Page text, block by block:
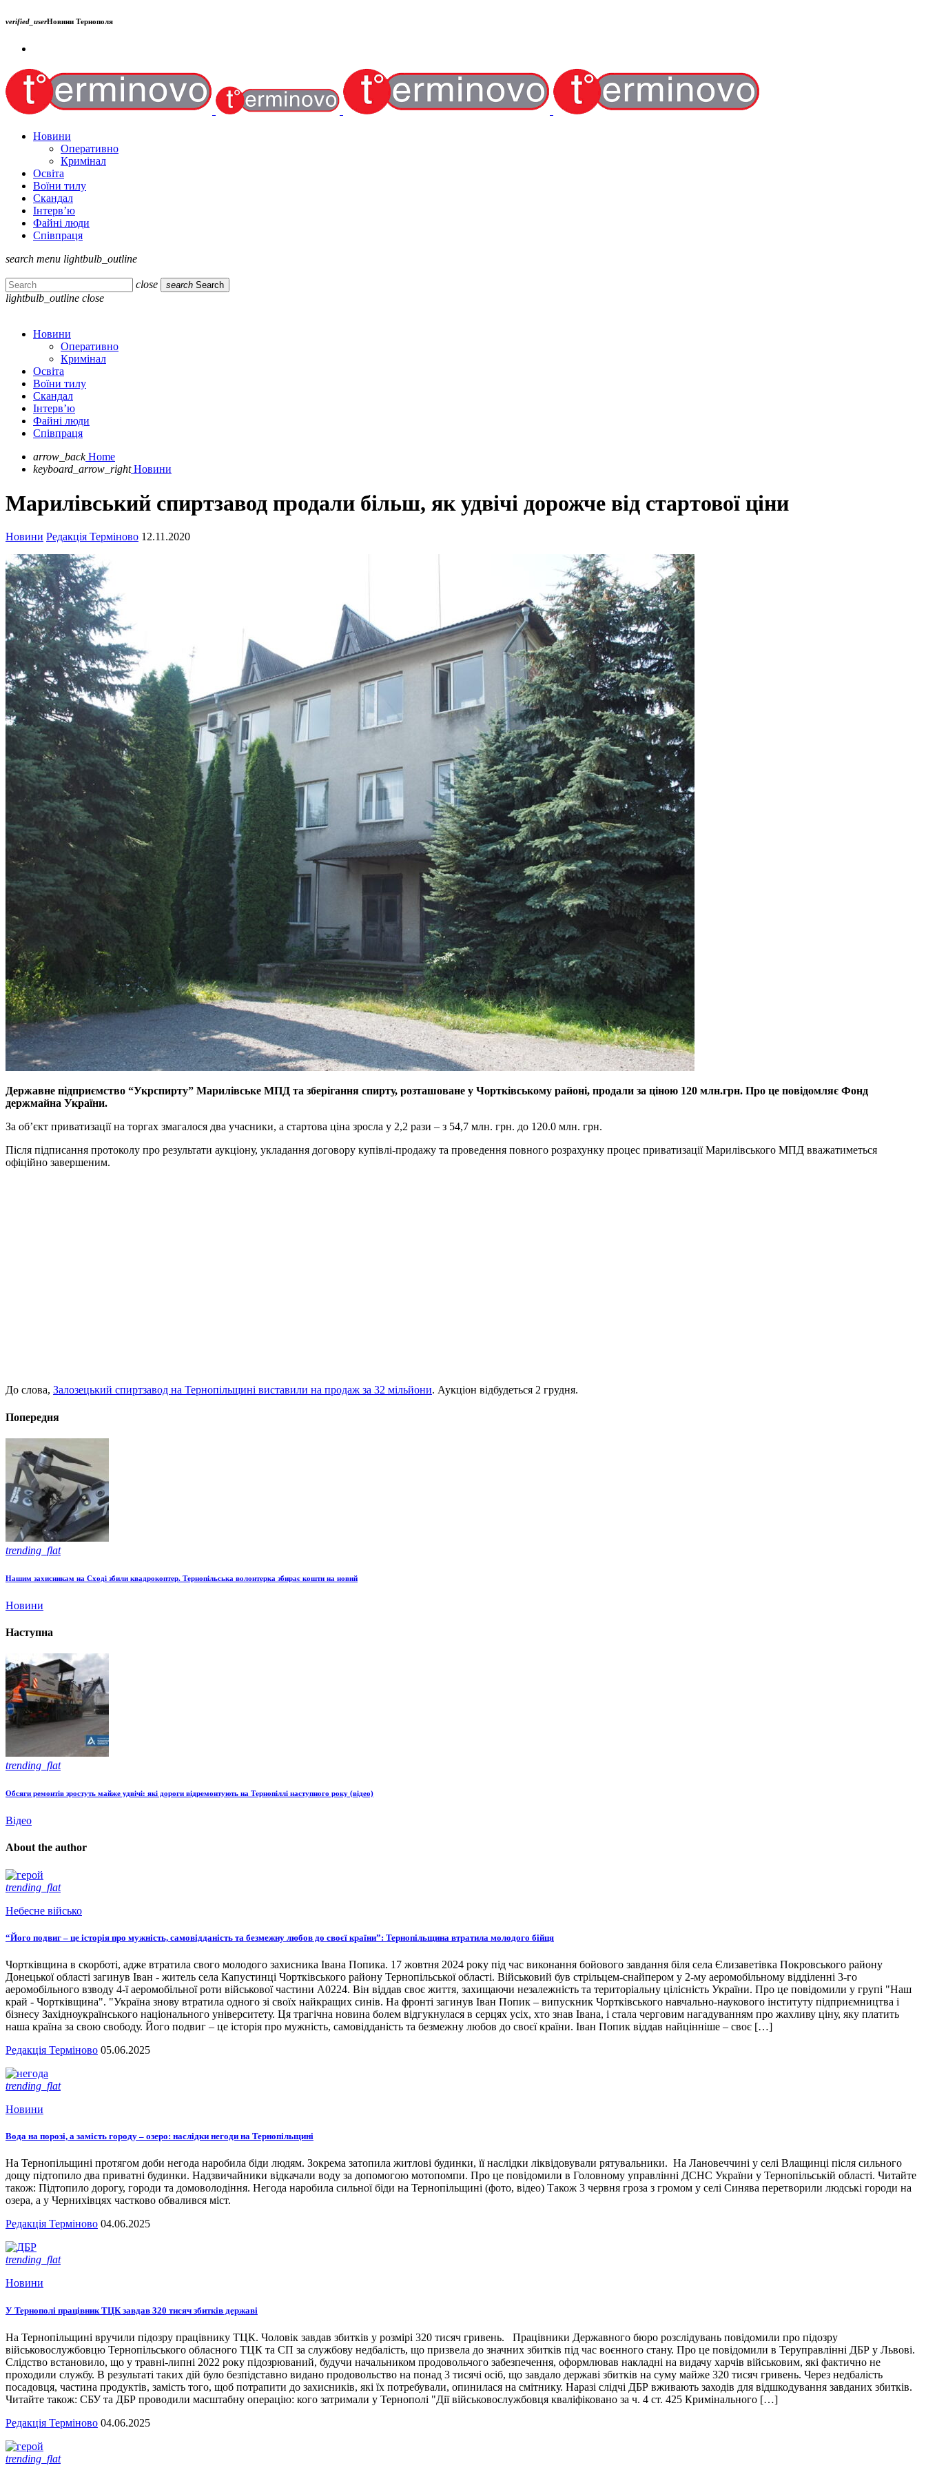
verified_userНовини Тернополя
Новини
Оперативно
Кримінал
Освіта
Воїни тилу
Скандал
Інтерв’ю
Файні люди
Співпраця
search menu lightbulb_outline
close search Search
lightbulb_outline close
Новини
Оперативно
Кримінал
Освіта
Воїни тилу
Скандал
Інтерв’ю
Файні люди
Співпраця
arrow_back Home
keyboard_arrow_right Новини
Марилівський спиртзавод продали більш, як удвічі дорожче від стартової ціни
Новини Редакція Терміново 12.11.2020
Державне підприємство “Укрспирту” Марилівське МПД та зберігання спирту, розташоване у Чортківському районі, продали за ціною 120 млн.грн. Про це повідомляє Фонд
держмайна України.
За об’єкт приватизації на торгах змагалося два учасники, а стартова ціна зросла у 2,2 рази – з 54,7 млн. грн. до 120.0 млн. грн.
Після підписання протоколу про результати аукціону, укладання договору купівлі-продажу та проведення повного розрахунку процес приватизації Марилівського МПД вважатиметься
офіційно завершеним.
До слова, Залозецький спиртзавод на Тернопільщині виставили на продаж за 32 мільйони. Аукціон відбудеться 2 грудня.
Попередня
trending_flat
Нашим захисникам на Сході збили квадрокоптер. Тернопільська волонтерка збирає кошти на новий
Новини
Наступна
trending_flat
Обсяги ремонтів зростуть майже удвічі: які дороги відремонтують на Тернопіллі наступного року (відео)
Відео
About the author
trending_flat
Небесне військо
“Його подвиг – це історія про мужність, самовідданість та безмежну любов до своєї країни”: Тернопільщина втратила молодого бійця
Чортківщина в скорботі, адже втратила свого молодого захисника Івана Попика. 17 жовтня 2024 року під час виконання бойового завдання біля села Єлизаветівка Покровського району
Донецької області загинув Іван - житель села Капустинці Чортківського району Тернопільської області. Військовий був стрільцем-снайпером у 2-му аеромобільному відділенні 3-го
аеромобільного взводу 4-ї аеромобільної роти військової частини А0224. Він віддав своє життя, захищаючи незалежність та територіальну цілісність України. Про це повідомили у групі "Наш
край - Чортківщина". "Україна знову втратила одного зі своїх найкращих синів. На фронті загинув Іван Попик – випускник Чортківського навчально-наукового інституту підприємництва і
бізнесу Західноукраїнського національного університету. Ця трагічна новина болем відгукнулася в серцях усіх, хто знав Івана, і стала черговим нагадуванням про жахливу ціну, яку платить
наша країна за свою свободу. Його подвиг – це історія про мужність, самовідданість та безмежну любов до своєї країни. Іван Попик віддав найцінніше – своє […]
Редакція Терміново 05.06.2025
trending_flat
Новини
Вода на порозі, а замість городу – озеро: наслідки негоди на Тернопільщині
На Тернопільщині протягом доби негода наробила біди людям. Зокрема затопила житлові будинки, її наслідки ліквідовували рятувальники. На Лановеччині у селі Влащинці після сильного
дощу підтопило два приватні будинки. Надзвичайники відкачали воду за допомогою мотопомпи. Про це повідомили в Головному управлінні ДСНС України у Тернопільській області. Читайте
також: Підтопило дорогу, городи та домоволодіння. Негода наробила сильної біди на Тернопільщині (фото, відео) Також 3 червня гроза з громом у селі Синява перетворили людські городи на
озера, а у Чернихівцях частково обвалився міст.
Редакція Терміново 04.06.2025
trending_flat
Новини
У Тернополі працівник ТЦК завдав 320 тисяч збитків державі
На Тернопільщині вручили підозру працівнику ТЦК. Чоловік завдав збитків у розмірі 320 тисяч гривень. Працівники Державного бюро розслідувань повідомили про підозру
військовослужбовцю Тернопільського обласного ТЦК та СП за службову недбалість, що призвела до значних збитків під час воєнного стану. Про це повідомили в Теруправлінні ДБР у Львові.
Слідство встановило, що у травні-липні 2022 року підозрюваний, будучи начальником продовольчого забезпечення, оформлював накладні на видачу харчів військовим, які фактично не
проходили службу. В результаті таких дій було безпідставно видано продовольство на понад 3 тисячі осіб, що завдало державі збитків на суму майже 320 тисяч гривень. Через недбалість
посадовця, частина продуктів, замість того, щоб потрапити до захисників, які їх потребували, опинилася на смітнику. Наразі слідчі ДБР вживають заходів для відшкодування завданих збитків.
Читайте також: СБУ та ДБР проводили масштабну операцію: кого затримали у Тернополі "Дії військовослужбовця кваліфіковано за ч. 4 ст. 425 Кримінального […]
Редакція Терміново 04.06.2025
trending_flat